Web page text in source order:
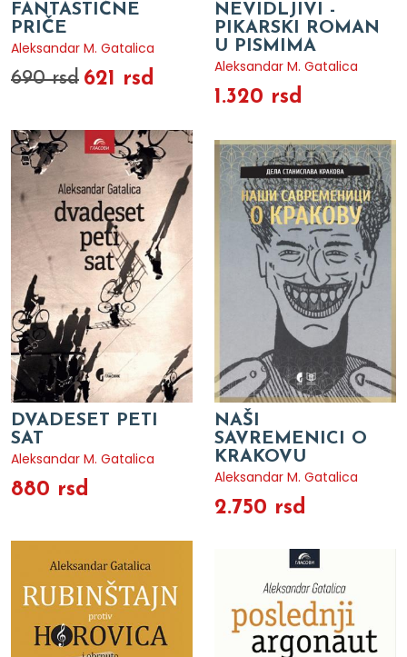
FANTASTIČNE
PRIČE
Aleksandar M. Gatalica
690 rsd 621 rsd
NEVIDLJIVI -
PIKARSKI ROMAN
U PISMIMA
Aleksandar M. Gatalica
1.320 rsd
DVADESET PETI
SAT
Aleksandar M. Gatalica
880 rsd
NAŠI
SAVREMENICI O
KRAKOVU
Aleksandar M. Gatalica
2.750 rsd